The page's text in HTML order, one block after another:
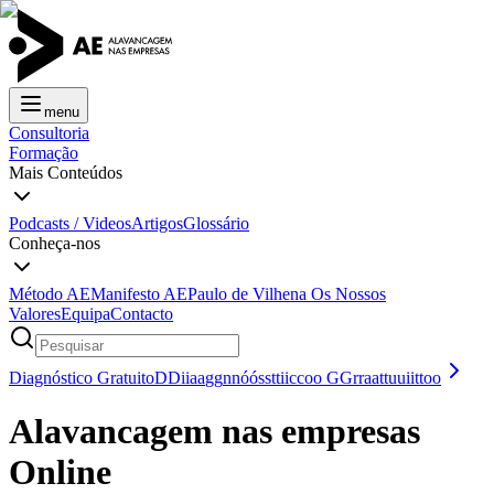
menu
Consultoria
Formação
Mais Conteúdos
Podcasts / VideosArtigosGlossário
Conheça-nos
Método AEManifesto AEPaulo de Vilhena Os Nossos
ValoresEquipaContacto
Diagnóstico GratuitoDDiiaaggnnóóssttiiccoo GGrraattuuiittoo
Alavancagem nas empresas
Online